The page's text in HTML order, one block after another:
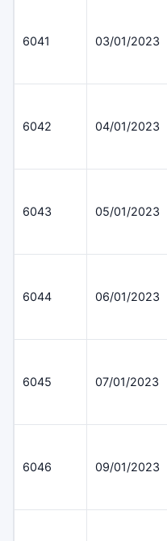
6041 03/01/2023
6042 04/01/2023
6043 05/01/2023
6044 06/01/2023
6045 07/01/2023
6046 09/01/2023